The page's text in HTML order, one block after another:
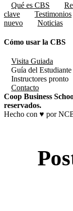
Qué es CBS
clave
Testimonios
nuevo
Noticias
Cómo usar la CBS
Visita Guiada
Guía del Estudiante
Instructores pronto
Contacto
Coop Business
reservados.
Hecho con ♥ por